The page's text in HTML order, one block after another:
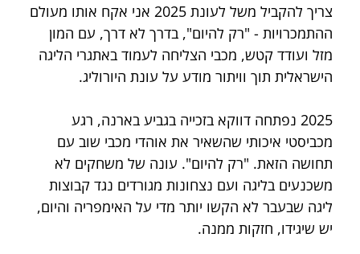
צריך להקביל משל לעונת 2025 אני אקח אותו מעולם
ההתמכרויות - "רק להיום", בדרך לא דרך, עם המון
מזל ועודד קטש, מכבי הצליחה לעמוד באתגרי הליגה
הישראלית תוך וויתור מודע על עונת היורוליג.
2025 נפתחה דווקא בזכייה בגביע בארנה, רגע
מכביסטי איכותי שהשאיר את אוהדי מכבי שוב עם
תחושה הזאת. "רק להיום". עונה של משחקים לא
משכנעים בליגה ועם נצחונות מגורדים נגד קבוצות
ליגה שבעבר לא הקשו יותר מדי על האימפריה והיום,
יש שיגידו, חזקות ממנה.